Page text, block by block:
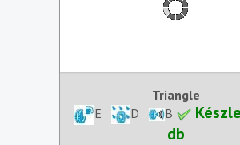
Triangle
E
D B
db